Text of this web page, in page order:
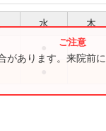
水 木
あります。来院前